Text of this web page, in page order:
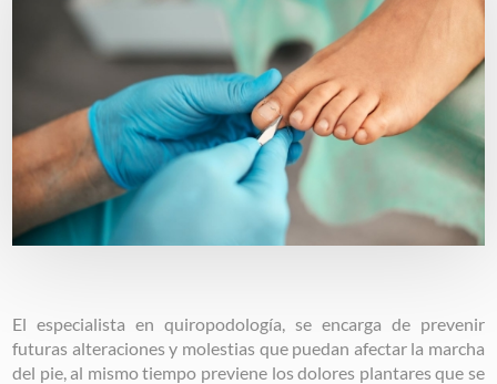
El especialista en quiropodología, se encarga de prevenir
futuras alteraciones y molestias que puedan afectar la marcha
del pie, al mismo tiempo previene los dolores plantares que se